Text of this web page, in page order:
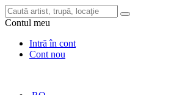
Contul meu
Intră în cont
Cont nou